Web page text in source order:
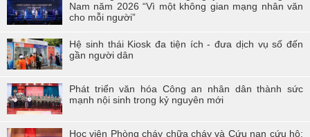
Nam năm 2026 “Vì một không gian mạng nhân văn
cho mỗi người”
Hệ sinh thái Kiosk đa tiện ích - đưa dịch vụ số đến
gần người dân
Phát triển văn hóa Công an nhân dân thành sức
mạnh nội sinh trong kỷ nguyên mới
Học viện Phòng cháy chữa cháy và Cứu nạn cứu hộ: